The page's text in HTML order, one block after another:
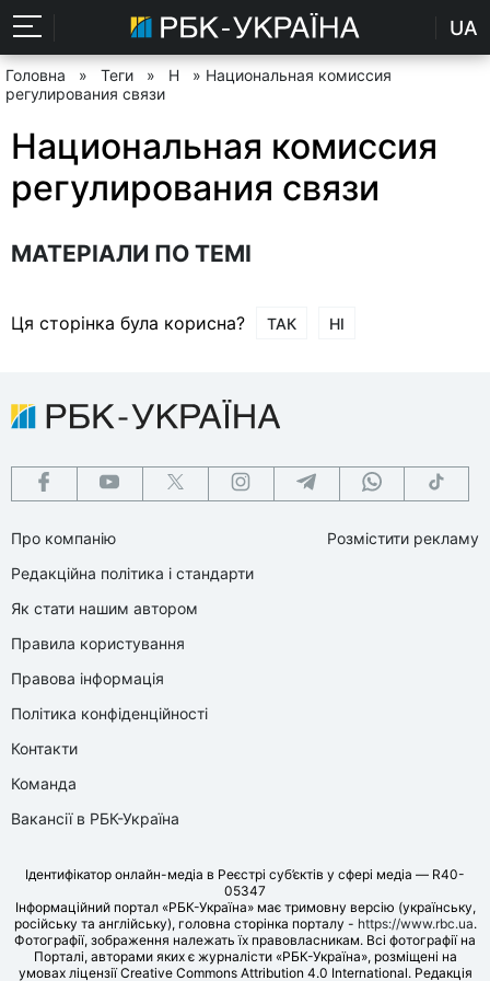
UA
Головна » Теги » Н
» Национальная комиссия
регулирования связи
Национальная комиссия
регулирования связи
МАТЕРІАЛИ ПО ТЕМІ
Ця сторінка була корисна? ТАК НІ
Про компанію
Редакційна політика і стандарти
Як стати нашим автором
Правила користування
Правова інформація
Політика конфіденційності
Контакти
Команда
Вакансії в РБК-Україна
Розмістити рекламу
Ідентифікатор онлайн-медіа в Реєстрі суб’єктів у сфері медіа — R40-
05347
Інформаційний портал «РБК-Україна» має тримовну версію (українську,
російську та англійську), головна сторінка порталу - https://www.rbc.ua.
Фотографії, зображення належать їх правовласникам. Всі фотографії на
Порталі, авторами яких є журналісти «РБК-Україна», розміщені на
умовах ліцензії Creative Commons Attribution 4.0 International. Редакція